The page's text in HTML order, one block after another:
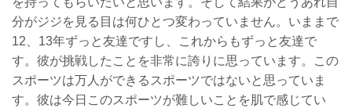
分がジジを見る目は何ひとつ変わっていません。いままで
12、13年ずっと友達ですし、これからもずっと友達で
す。彼が挑戦したことを非常に誇りに思っています。この
スポーツは万人ができるスポーツではないと思っていま
す。彼は今日このスポーツが難しいことを肌で感じてい